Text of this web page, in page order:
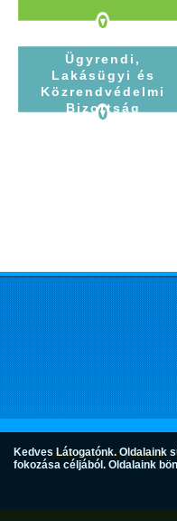
Ügyrendi,
Lakásügyi és
Közrendvédelmi
Bizottság
Jogok
Adatvédelem
Kedves Látogatónk. Oldalaink
fokozása céljából. Oldalaink